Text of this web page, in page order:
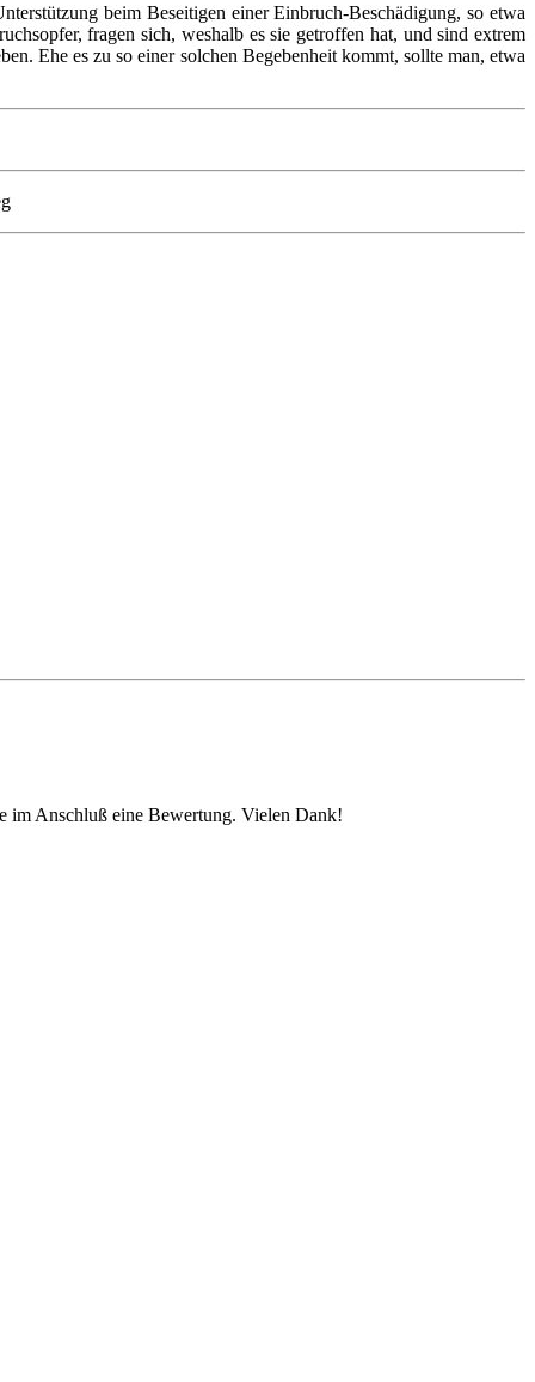
beim Beseitigen einer Einbruch-Beschädigung, so etwa
fragen sich, weshalb es sie getroffen hat, und sind extrem
Ehe es zu so einer solchen Begebenheit kommt, sollte man, etwa
im Anschluß eine Bewertung. Vielen Dank!